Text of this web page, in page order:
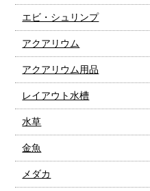
エビ・シュリンプ
アクアリウム
アクアリウム用品
レイアウト水槽
水草
金魚
メダカ